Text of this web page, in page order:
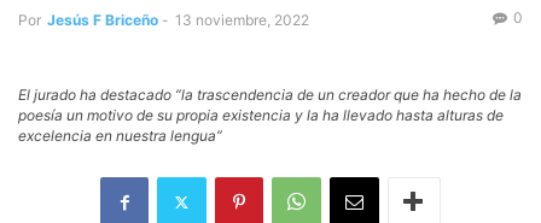
Por Jesús F Briceño - 13 noviembre, 2022 0
El jurado ha destacado “la trascendencia de un creador que ha hecho de la
poesía un motivo de su propia existencia y la ha llevado hasta alturas de
excelencia en nuestra lengua”